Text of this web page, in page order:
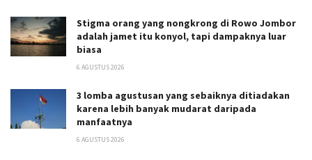
Stigma orang yang nongkrong di Rowo Jombor
adalah jamet itu konyol, tapi dampaknya luar
biasa
6 AGUSTUS 2026
3 lomba agustusan yang sebaiknya ditiadakan
karena lebih banyak mudarat daripada
manfaatnya
6 AGUSTUS 2026